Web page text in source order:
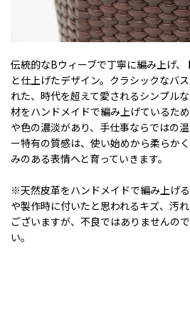
伝統的なBウィーブで丁寧に編み上げ、
と仕上げたデザイン。クラシックなバ
れた、時代を超えて愛されるシンプル
材をハンドメイドで編み上げているた
や色の濃淡があり、手仕事ならではの
ー特有の質感は、使い始めから柔らか
みのある表情へと育っていきます。
※天然皮革をハンドメイドで編み上げ
や製作時に付いたと思われるキズ、汚
ございますが、不良ではありませんの
い。